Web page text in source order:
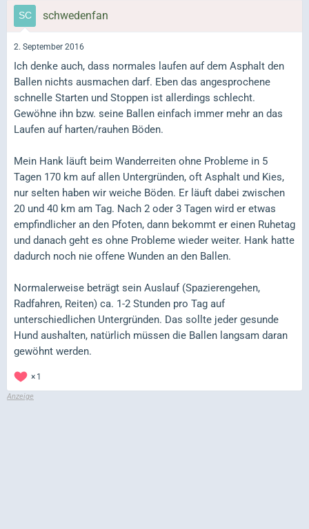
schwedenfan
2. September 2016
Ich denke auch, dass normales laufen auf dem Asphalt den
Ballen nichts ausmachen darf. Eben das angesprochene
schnelle Starten und Stoppen ist allerdings schlecht.
Gewöhne ihn bzw. seine Ballen einfach immer mehr an das
Laufen auf harten/rauhen Böden.
Mein Hank läuft beim Wanderreiten ohne Probleme in 5
Tagen 170 km auf allen Untergründen, oft Asphalt und Kies,
nur selten haben wir weiche Böden. Er läuft dabei zwischen
20 und 40 km am Tag. Nach 2 oder 3 Tagen wird er etwas
empfindlicher an den Pfoten, dann bekommt er einen Ruhetag
und danach geht es ohne Probleme wieder weiter. Hank hatte
dadurch noch nie offene Wunden an den Ballen.
Normalerweise beträgt sein Auslauf (Spazierengehen,
Radfahren, Reiten) ca. 1-2 Stunden pro Tag auf
unterschiedlichen Untergründen. Das sollte jeder gesunde
Hund aushalten, natürlich müssen die Ballen langsam daran
gewöhnt werden.
1